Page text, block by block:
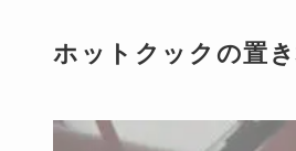
ホットクックの置